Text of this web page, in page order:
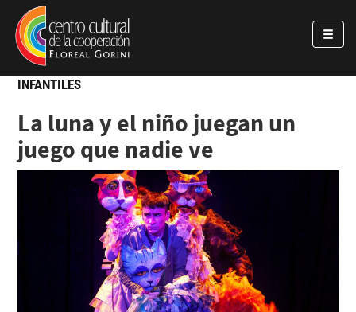
Pasar al contenido principal
Jump to main content
INFANTILES
La luna y el niño juegan un
juego que nadie ve